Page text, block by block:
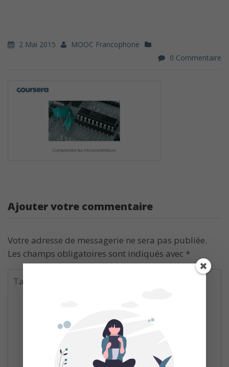
2 Mai 2015
MOOC Francophone
0 Commentaire
Ajouter votre commentaire
Votre adresse de messagerie ne sera pas publiée.
Les champs obligatoires sont indiqués avec *